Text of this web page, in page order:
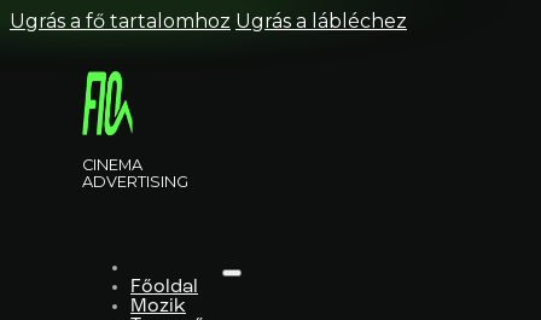
Ugrás a fő tartalomhoz Ugrás a lábléchez
CINEMA
ADVERTISING
Főoldal
Mozik